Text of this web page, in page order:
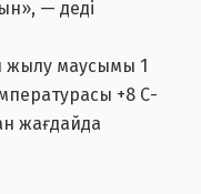
— деді
жылу маусымы 1
+8 С-
жағдайда